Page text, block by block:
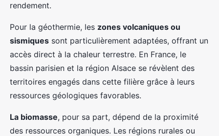
rendement.
Pour la géothermie, les zones volcaniques ou
sismiques sont particulièrement adaptées, offrant un
accès direct à la chaleur terrestre. En France, le
bassin parisien et la région Alsace se révèlent des
territoires engagés dans cette filière grâce à leurs
ressources géologiques favorables.
La biomasse, pour sa part, dépend de la proximité
des ressources organiques. Les régions rurales ou